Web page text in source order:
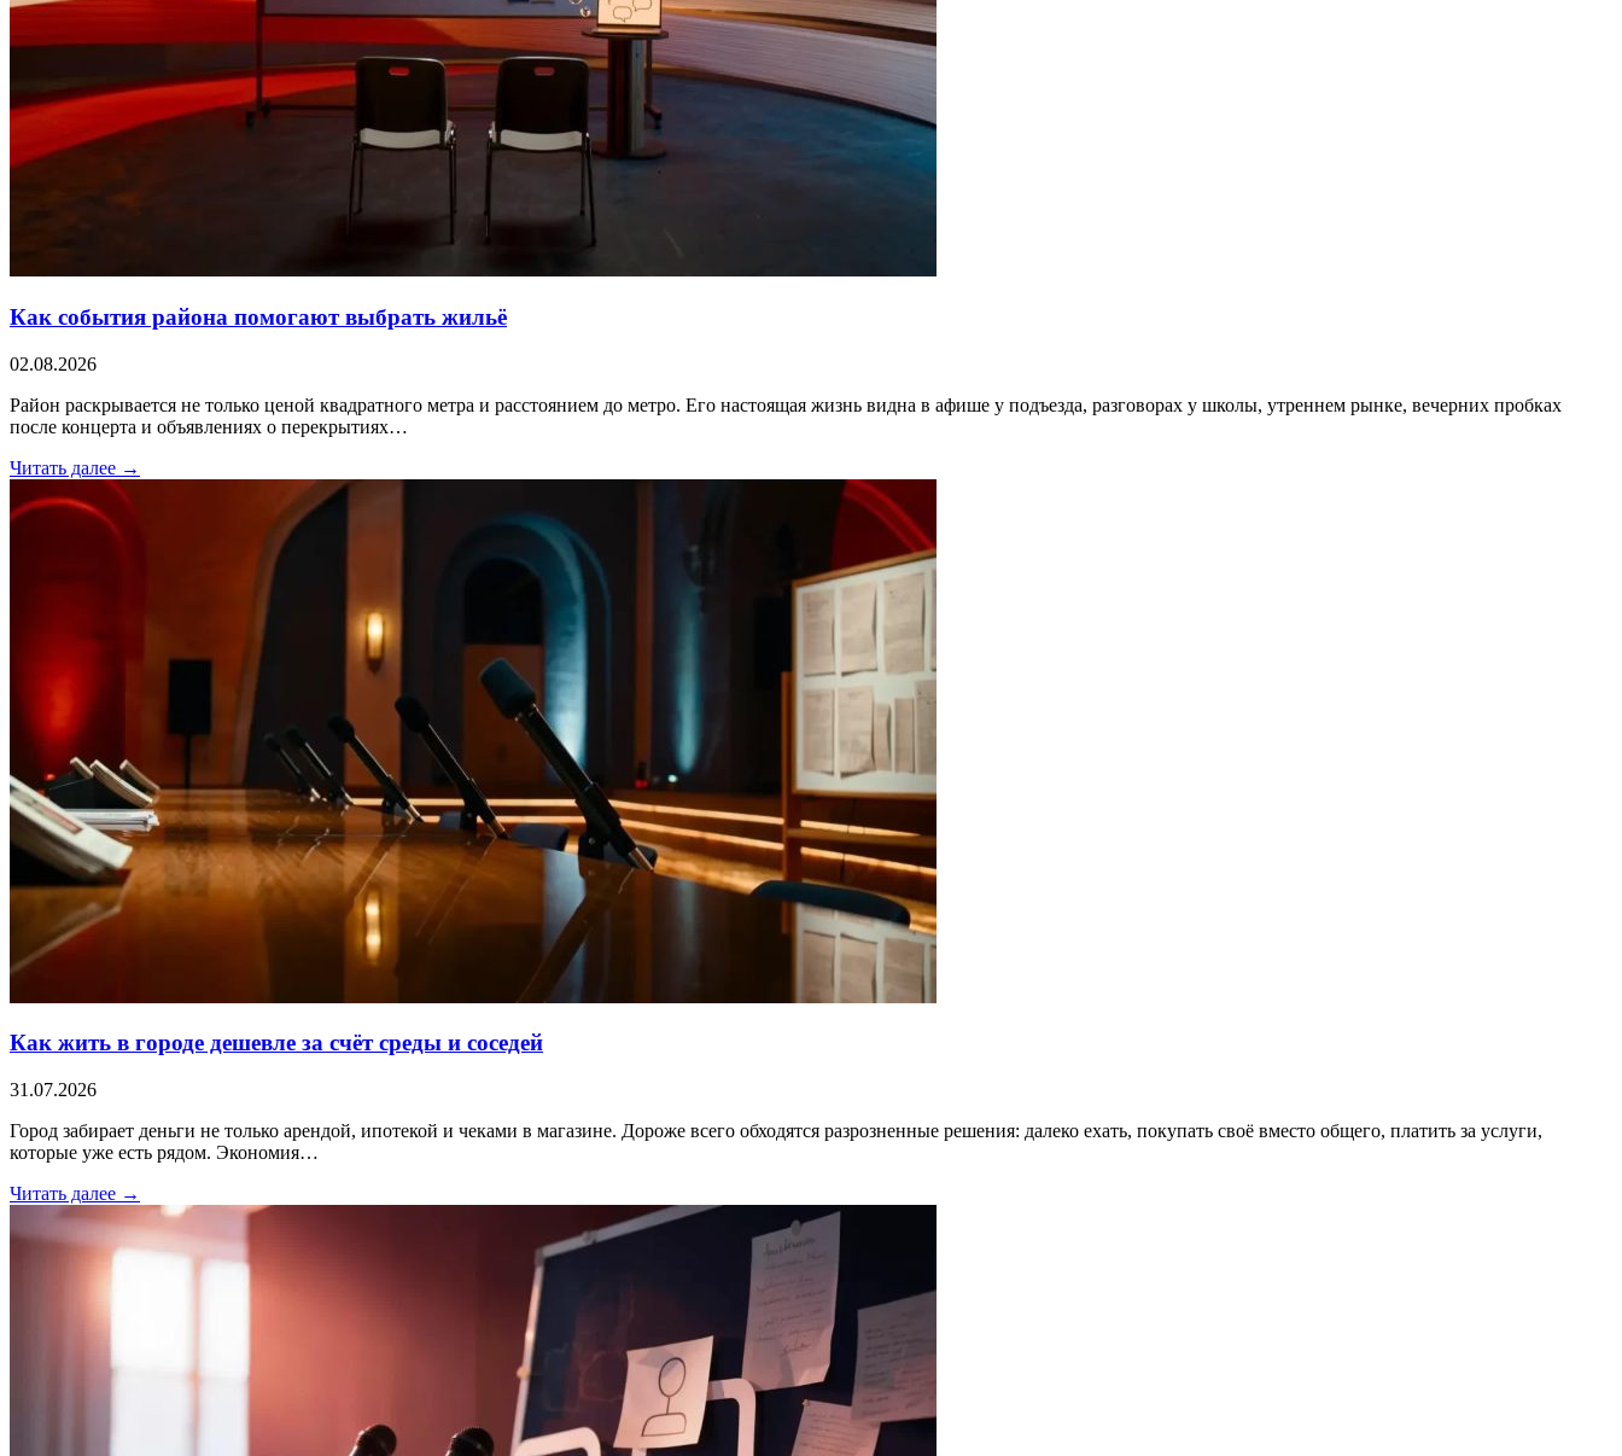
Как события района помогают выбрать жильё
02.08.2026
Район раскрывается не только ценой квадратного метра и расстоянием до метро. Его настоящая жизнь видна в афише у подъезда, разговорах у школы, утреннем рынке, вечерних пробках
после концерта и объявлениях о перекрытиях…
Читать далее →
Как жить в городе дешевле за счёт среды и соседей
31.07.2026
Город забирает деньги не только арендой, ипотекой и чеками в магазине. Дороже всего обходятся разрозненные решения: далеко ехать, покупать своё вместо общего, платить за услуги,
которые уже есть рядом. Экономия…
Читать далее →